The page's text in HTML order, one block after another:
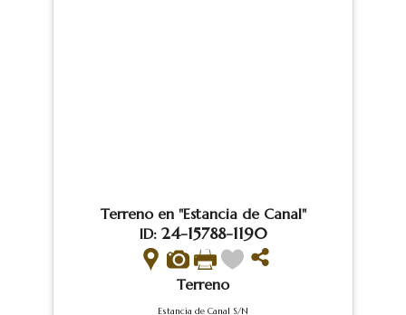
Terreno en "Estancia de Canal"
ID: 24-15788-1190
Terreno
Estancia de Canal S/N